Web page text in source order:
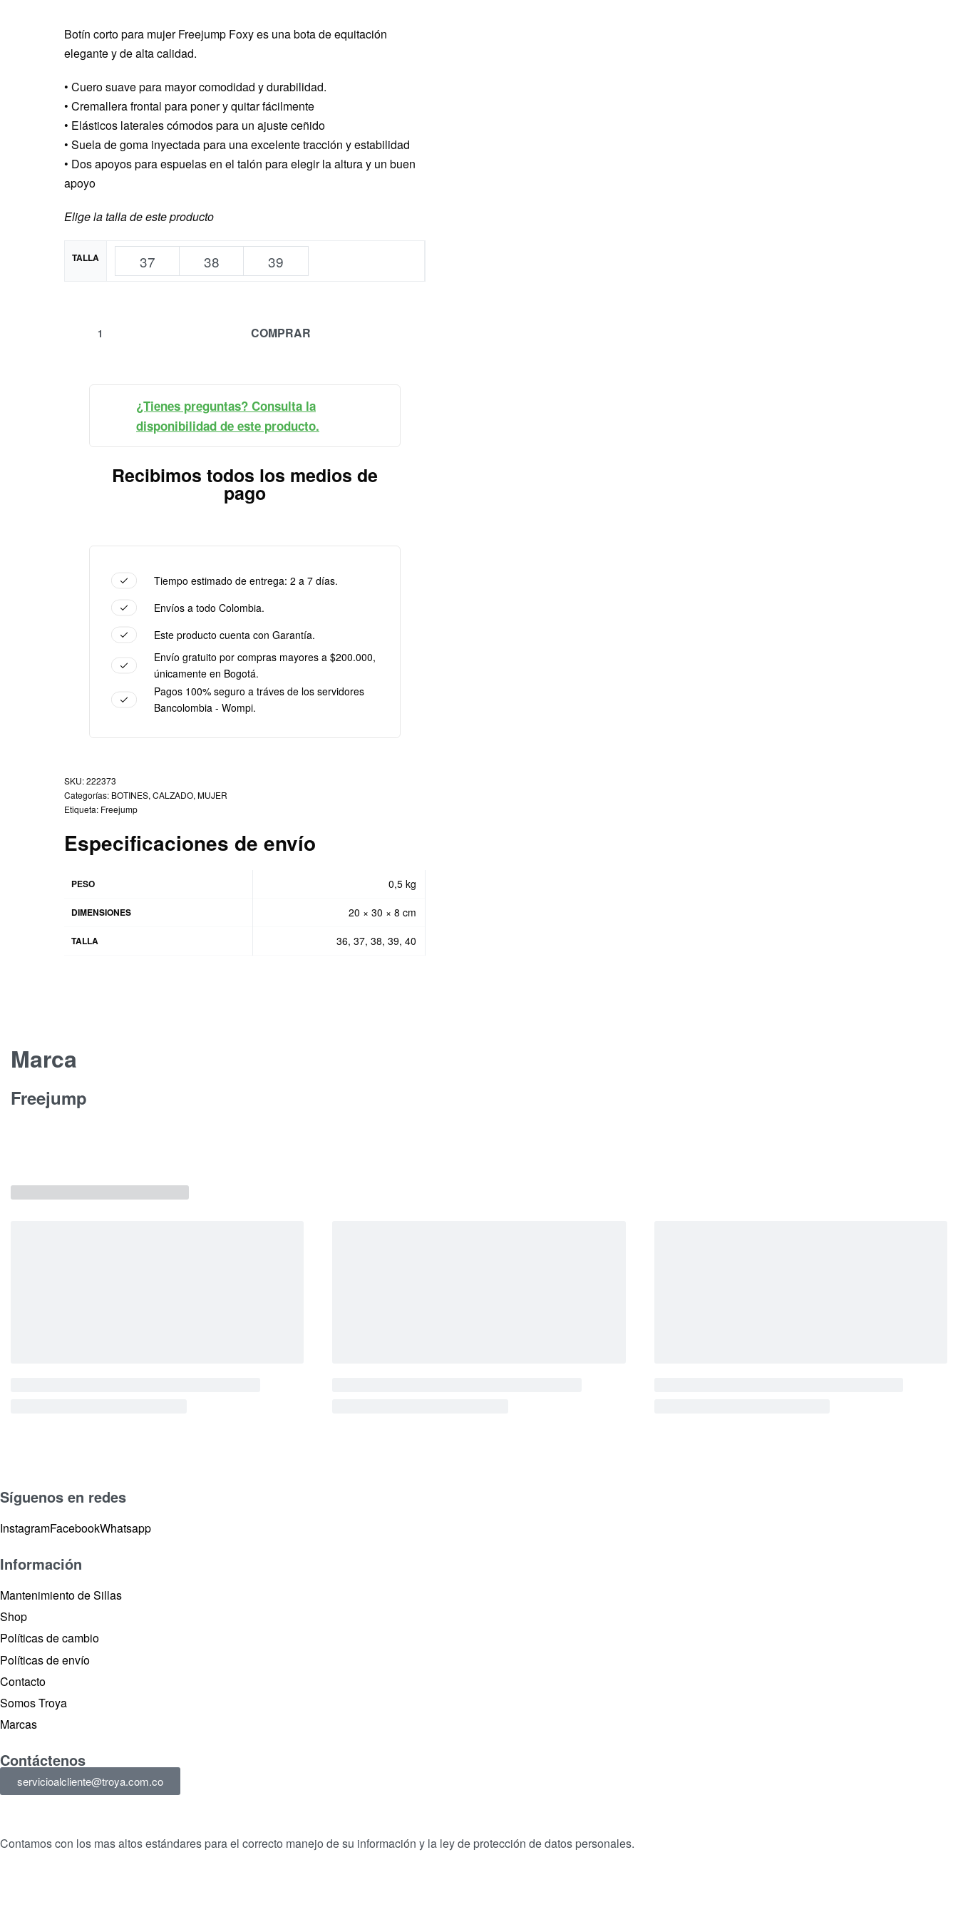
Botín corto para mujer Freejump Foxy es una bota de equitación
elegante y de alta calidad.
• Cuero suave para mayor comodidad y durabilidad.
• Cremallera frontal para poner y quitar fácilmente
• Elásticos laterales cómodos para un ajuste ceñido
• Suela de goma inyectada para una excelente tracción y estabilidad
• Dos apoyos para espuelas en el talón para elegir la altura y un buen
apoyo
Elige la talla de este producto
TALLA 37 38 39
COMPRAR
¿Tienes preguntas? Consulta la
disponibilidad de este producto.
Recibimos todos los medios de
pago
Tiempo estimado de entrega: 2 a 7 días.
Envíos a todo Colombia.
Este producto cuenta con Garantía.
Envío gratuito por compras mayores a $200.000,
únicamente en Bogotá.
Pagos 100% seguro a tráves de los servidores
Bancolombia - Wompi.
222373
Categorías: BOTINES, CALZADO, MUJER
Etiqueta: Freejump
Especificaciones de envío
PESO 0,5 kg
DIMENSIONES 20 × 30 × 8 cm
TALLA 36, 37, 38, 39, 40
Marca
Freejump
Síguenos en redes
InstagramFacebookWhatsapp
Información
Mantenimiento de Sillas
Shop
Políticas de cambio
Políticas de envío
Contacto
Somos Troya
Marcas
Contáctenos
servicioalcliente@troya.com.co
Contamos con los mas altos estándares para el correcto manejo de su información y la ley de protección de datos personales.